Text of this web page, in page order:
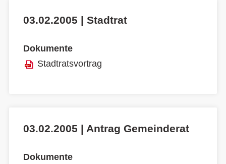
03.02.2005 | Stadtrat
Dokumente
Stadtratsvortrag
03.02.2005 | Antrag Gemeinderat
Dokumente